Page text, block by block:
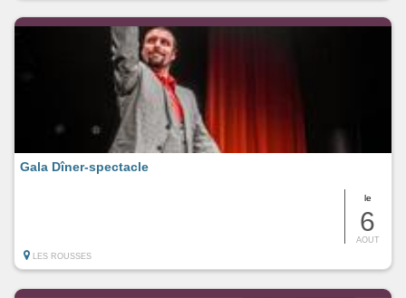
le
6
AOUT
Gala Dîner-spectacle
LES ROUSSES